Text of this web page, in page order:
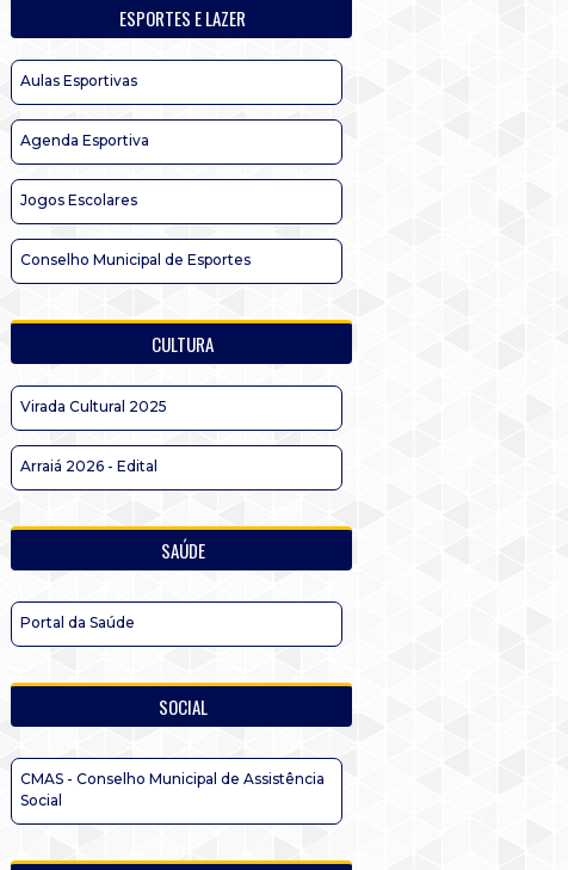
ESPORTES E LAZER
Aulas Esportivas
Agenda Esportiva
Jogos Escolares
Conselho Municipal de Esportes
CULTURA
Virada Cultural 2025
Arraiá 2026 - Edital
SAÚDE
Portal da Saúde
SOCIAL
CMAS - Conselho Municipal de Assistência
Social